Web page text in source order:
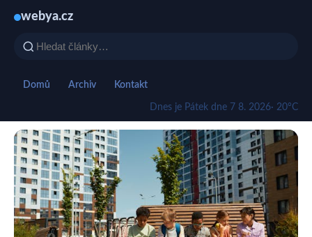
webya.cz
Domů Archiv Kontakt
Dnes je Pátek dne 7 8. 2026· 20°C